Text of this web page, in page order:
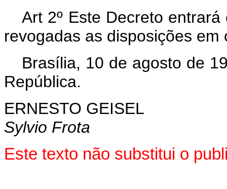
Art 2º Este Decreto
revogadas as disposições em
Brasília, 10 de agosto de
República.
ERNESTO GEISEL
Sylvio Frota
Este texto não substitui o